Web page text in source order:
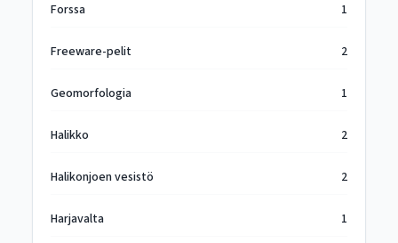
Forssa 1
Freeware-pelit 2
Geomorfologia 1
Halikko 2
Halikonjoen vesistö 2
Harjavalta 1